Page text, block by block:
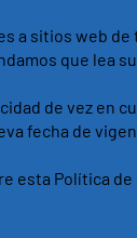
a sitios web
que lea
de vez en
fecha de
esta Política